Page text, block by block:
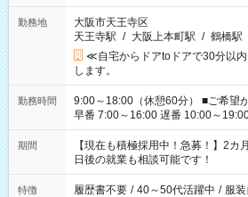
勤務地
大阪市天王寺区
天王寺駅 / 大阪上本町駅 / 鶴橋駅
≪自宅からドアtoドアで30分以
します。
勤務時間
9:00～18:00（休憩60分） ■ご希望があれば下記シフトもOK！
早番 7:00～16:00 遅番 10:00～19:00 「家族と休みを合わせ
い」 「余裕を持って夕飯の準備が
たくない」 など、ご希望を教えてくださいね
の方へ 今ご覧のお仕事で希望する
の勤務時間。 合計で週40時間を超
期間
【現在も積極採用中！急募！】2
日後の就業も相談可能です！
特徴 履歴書不要 / 40～50代活躍中 / 服